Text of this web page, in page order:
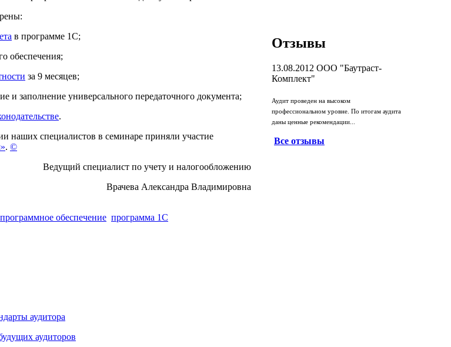
в программе 1С;
обеспечения;
за 9 месяцев;
и заполнение универсального передаточного документа;
.
наших специалистов в семинаре приняли участие
. ©
Ведущий специалист по учету и налогообложению
Врачева Александра Владимировна
программное обеспечение программа 1С
аудитора
аудиторов
Отзывы
13.08.2012 ООО "Баутраст-
Комплект"
Аудит проведен на высоком
профессиональном уровне. По итогам аудита
даны ценные рекомендации...
Все отзывы